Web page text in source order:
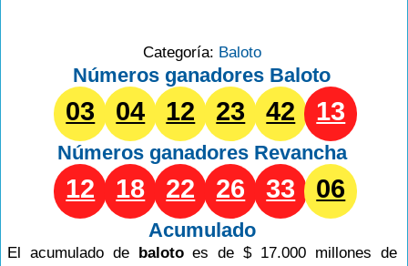
Categoría: Baloto
Números ganadores Baloto
03 04 12 23 42 13
Números ganadores Revancha
12 18 22 26 33 06
Acumulado
El acumulado de balotoes de $ 17.000 millones de